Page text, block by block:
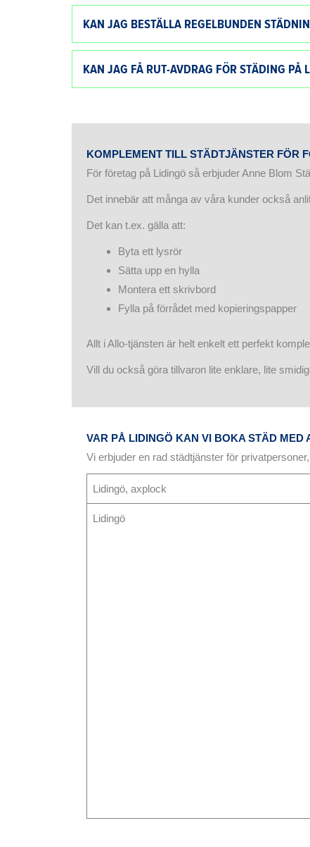
KAN JAG BESTÄLLA REGELBUNDEN
KAN JAG FÅ RUT-AVDRAG FÖR STÄDING PÅ
KOMPLEMENT TILL STÄDTJÄNSTER FÖR
För företag på Lidingö så erbjuder Anne Blom
Det innebär att många av våra kunder också
Det kan t.ex. gälla att:
Byta ett lysrör
Sätta upp en hylla
Montera ett skrivbord
Fylla på förrådet med kopieringspapper
Allt i Allo-tjänsten är helt enkelt ett perfekt
Vill du också göra tillvaron lite enklare, lite
VAR PÅ LIDINGÖ KAN VI BOKA STÄD MED
Vi erbjuder en rad städtjänster för
Lidingö, axplock
Lidingö